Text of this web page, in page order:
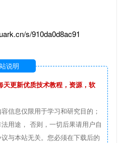
s/910da0d8ac91
说明
天更新优质技术教程，资源，软
信息仅限用于学习和研究目的；
用途， 否则，一切后果请用户自
与本站无关。您必须在下载后的